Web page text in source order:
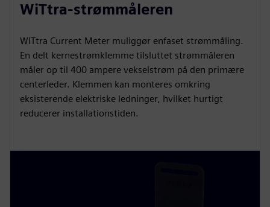
WiTtra-strømmåleren
WITtra Current Meter muliggør enfaset strømmåling.
En delt kernestrømklemme tilsluttet strømmåleren
måler op til 400 ampere vekselstrøm på den primære
centerleder. Klemmen kan monteres omkring
eksisterende elektriske ledninger, hvilket hurtigt
reducerer installationstiden.